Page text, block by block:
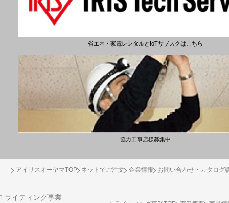
省エネ・家電レンタルとIoTサブスクはこちら
協力工事店様募集中
アイリスオーヤマTOP ネットでご注文 企業情報 お問い合わせ・カタログ
ライティング事業